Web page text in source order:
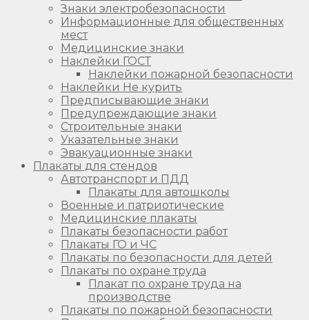
Знаки электробезопасности
Информационные для общественных
мест
Медицинские знаки
Наклейки ГОСТ
Наклейки пожарной безопасности
Наклейки Не курить
Предписывающие знаки
Предупреждающие знаки
Строительные знаки
Указательные знаки
Эвакуационные знаки
Плакаты для стендов
Автотранспорт и ПДД
Плакаты для автошколы
Военные и патриотические
Медицинские плакаты
Плакаты безопасности работ
Плакаты ГО и ЧС
Плакаты по безопасности для детей
Плакаты по охране труда
Плакат по охране труда на
производстве
Плакаты по пожарной безопасности